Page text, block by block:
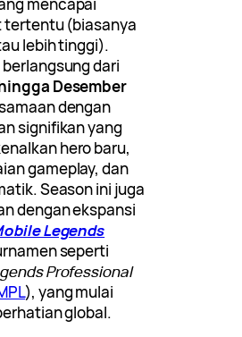
mencapai
tertentu (biasanya
lebih tinggi).
dari
Desember
dengan
signifikan yang
hero baru,
gameplay, dan
Season ini juga
dengan ekspansi
Legends
seperti
Professional
), yang mulai
global.